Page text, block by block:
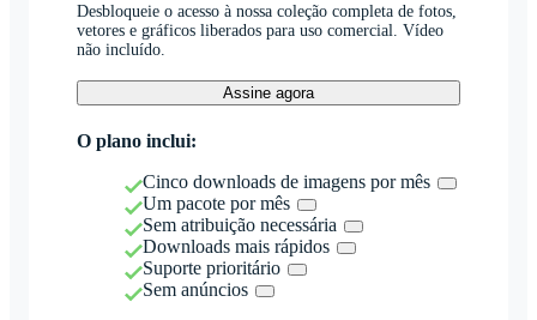
Desbloqueie o acesso à nossa coleção completa de fotos,
vetores e gráficos liberados para uso comercial. Vídeo
não incluído.
Assine agora
O plano inclui:
Cinco downloads de imagens por mês
Um pacote por mês
Sem atribuição necessária
Downloads mais rápidos
Suporte prioritário
Sem anúncios